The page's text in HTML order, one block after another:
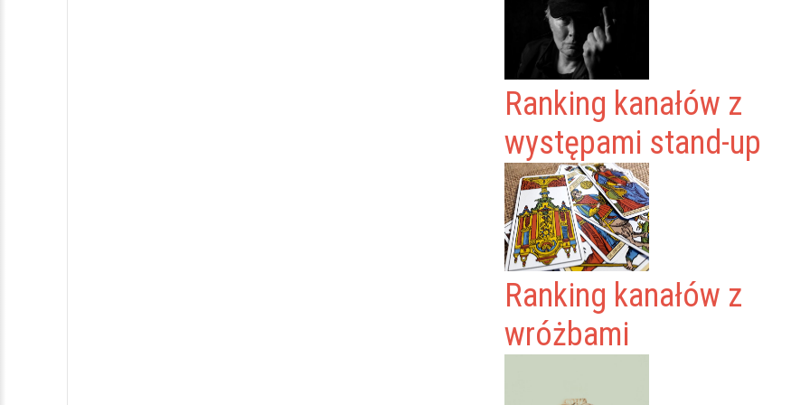
Ranking kanałów z
występami stand-up
Ranking kanałów z
wróżbami